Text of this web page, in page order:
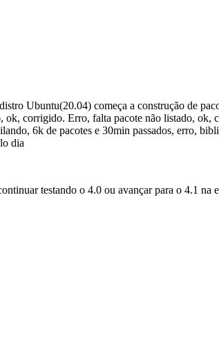
Ubuntu(20.04) começa a construção de
corrigido. Erro, falta pacote não listado, ok,
6k de pacotes e 30min passados, erro,
dia
testando o 4.0 ou avançar para o 4.1 na